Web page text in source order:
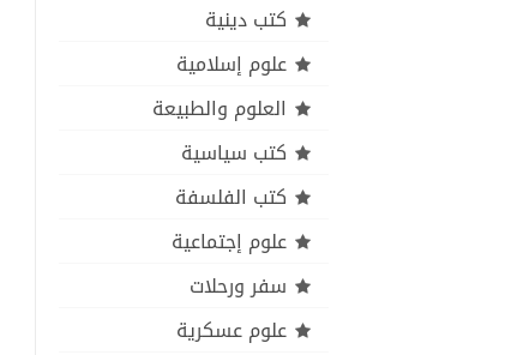
كتب دينية
علوم إسلامية
العلوم والطبيعة
كتب سياسية
كتب الفلسفة
علوم إجتماعية
سفر ورحلات
علوم عسكرية